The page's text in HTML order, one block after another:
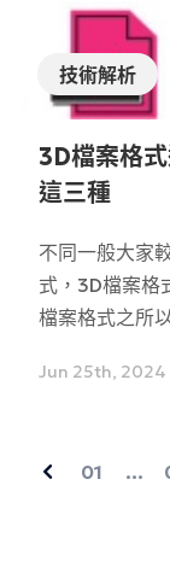
技術解析
3D檔案格
這三種
不同一般大家
式，3D檔案格
檔案格式之所
不同場景，例
了避免侵權，
檔案格式滿足
Jun 25th, 2024
01 …